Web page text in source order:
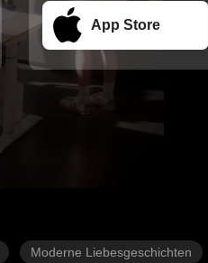
App Store
Moderne Liebesgeschichten